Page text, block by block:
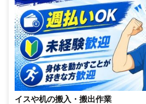
イスや机の搬入・搬出作業